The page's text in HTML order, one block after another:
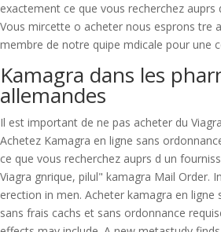
exactement ce que vous recherchez auprs
Vous mircette o acheter nous esprons tre
membre de notre quipe mdicale pour une
Kamagra dans les
allemandes
Il est important de ne pas acheter du
Achetez Kamagra en ligne sans
ce que vous recherchez auprs d un
Viagra gnrique, pilul" kamagra Mail Order.
erection in men. Acheter kamagra en ligne
sans frais cachs et sans ordonnance